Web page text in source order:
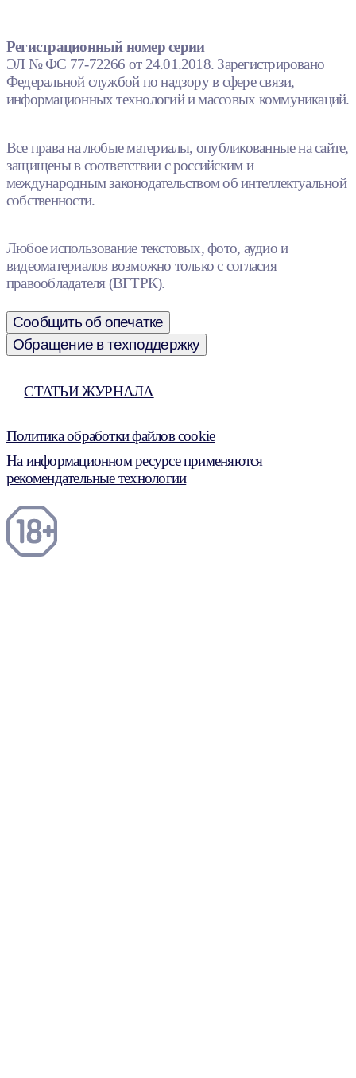
Регистрационный номер серии
ЭЛ № ФС 77-72266 от 24.01.2018. Зарегистрировано
Федеральной службой по надзору в сфере связи,
информационных технологий и массовых коммуникаций.
Все права на любые материалы, опубликованные на сайте,
защищены в соответствии с российским и
международным законодательством об интеллектуальной
собственности.
Любое использование текстовых, фото, аудио и
видеоматериалов возможно только с согласия
правообладателя (ВГТРК).
Сообщить об опечатке
Обращение в техподдержку
СТАТЬИ ЖУРНАЛА
Политика обработки файлов cookie
На информационном ресурсе применяются
рекомендательные технологии